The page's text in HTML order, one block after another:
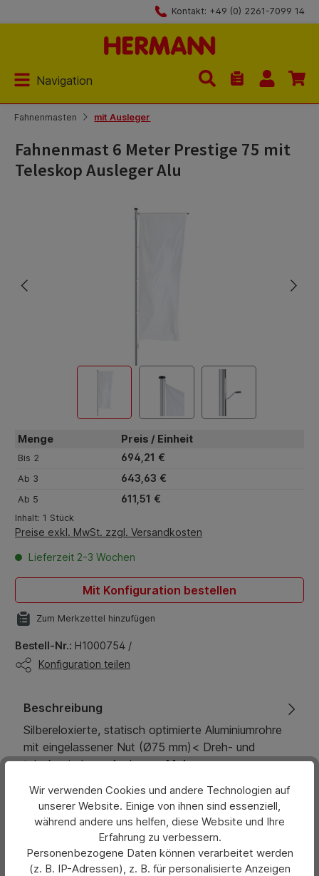
Kontakt: +49 (0) 2261-7099 14
Navigation
Du hast 0
Fahnenmasten mit Ausleger
Fahnenmast 6 Meter Prestige 75 mit
Teleskop Ausleger Alu
Bildergalerie überspringen
Menge Preis / Einheit
Bis 2 694,21 €
Ab 3 643,63 €
Ab 5 611,51 €
Inhalt: 1 Stück
Preise exkl. MwSt. zzgl. Versandkosten
Lieferzeit 2-3 Wochen
Mit Konfiguration bestellen
Zum Merkzettel hinzufügen
Bestell-Nr.: H1000754 /
Konfiguration teilen
Beschreibung
Silbereloxierte, statisch optimierte Aluminiumrohre
mit eingelassener Nut (Ø75 mm)< Dreh- und
teleskopierbarer Ausleger…Mehr
Eigenschaften
Bewertungen
Hersteller
Wir verwenden Cookies und andere Technologien auf
unserer Website. Einige von ihnen sind essenziell,
während andere uns helfen, diese Website und Ihre
Erfahrung zu verbessern.
Personenbezogene Daten können verarbeitet werden
(z. B. IP-Adressen), z. B. für personalisierte Anzeigen